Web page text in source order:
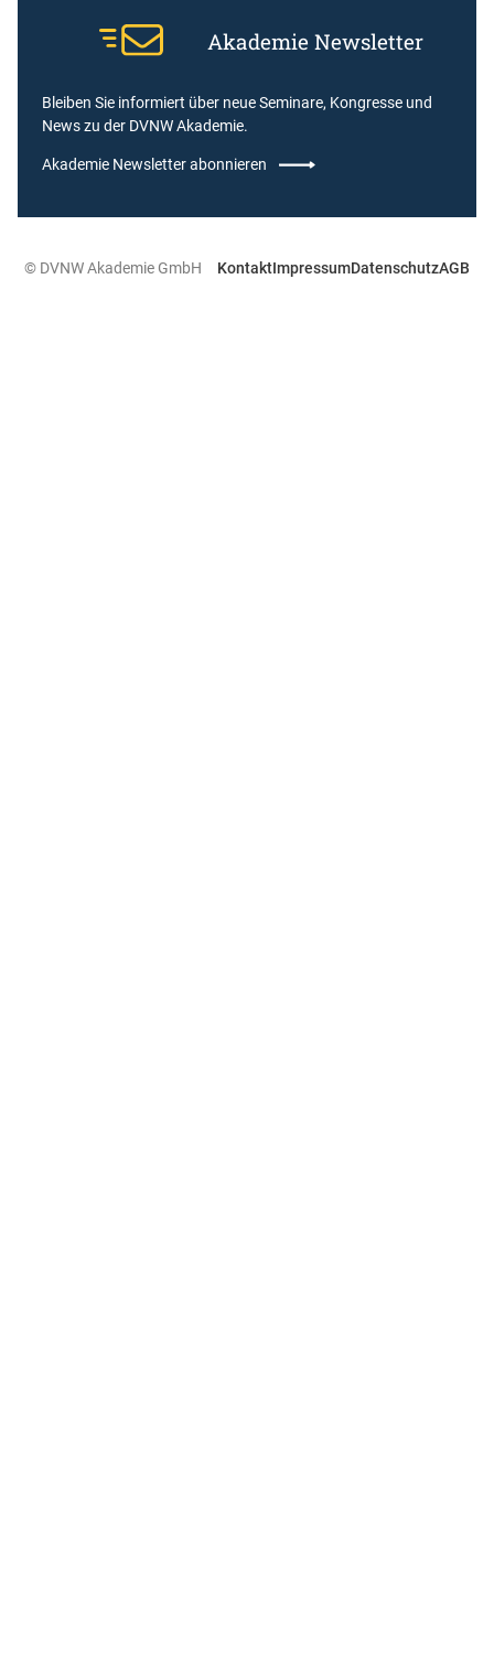
Akademie Newsletter
Bleiben Sie informiert über neue Seminare, Kongresse und
News zu der DVNW Akademie.
Akademie Newsletter abonnieren
© DVNW Akademie GmbH KontaktImpressumDatenschutzAGB